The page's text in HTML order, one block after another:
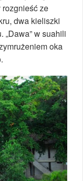
rozgnieść ze
dwa kieliszki
„Dawa” w suahili
oka